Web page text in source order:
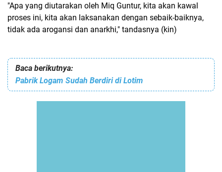
"Apa yang diutarakan oleh Miq Guntur, kita akan kawal
proses ini, kita akan laksanakan dengan sebaik-baiknya,
tidak ada arogansi dan anarkhi," tandasnya (kin)
Baca berikutnya:
Pabrik Logam Sudah Berdiri di Lotim